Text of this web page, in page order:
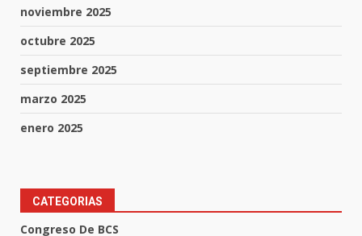
noviembre 2025
octubre 2025
septiembre 2025
marzo 2025
enero 2025
CATEGORIAS
Congreso De BCS